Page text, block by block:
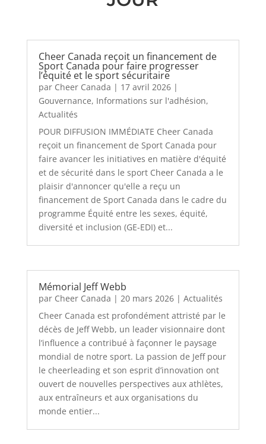
Cheer Canada reçoit un financement de
Sport Canada pour faire progresser
l’équité et le sport sécuritaire
par Cheer Canada | 17 avril 2026|
Gouvernance, Informations sur l'adhésion,
Actualités
POUR DIFFUSION IMMÉDIATE Cheer Canada
reçoit un financement de Sport Canada pour
faire avancer les initiatives en matière d'équité
et de sécurité dans le sport Cheer Canada a le
plaisir d'annoncer qu'elle a reçu un
financement de Sport Canada dans le cadre du
programme Équité entre les sexes, équité,
diversité et inclusion (GE-EDI) et...
Mémorial Jeff Webb
par Cheer Canada | 20 mars 2026| Actualités
Cheer Canada est profondément attristé par le
décès de Jeff Webb, un leader visionnaire dont
l’influence a contribué à façonner le paysage
mondial de notre sport. La passion de Jeff pour
le cheerleading et son esprit d’innovation ont
ouvert de nouvelles perspectives aux athlètes,
aux entraîneurs et aux organisations du
monde entier...